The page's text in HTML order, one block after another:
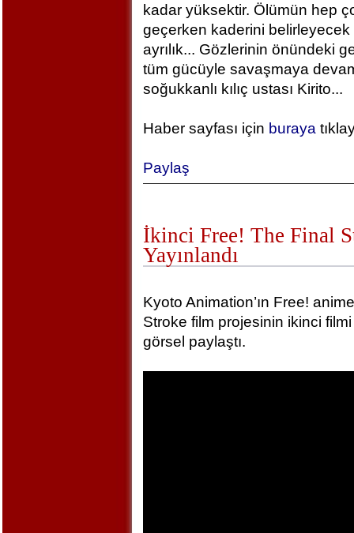
kadar yüksektir. Ölümün hep
geçerken kaderini belirleyecek
ayrılık... Gözlerinin önündeki
tüm gücüyle savaşmaya
soğukkanlı kılıç ustası Kirito...
Haber sayfası için buraya
Paylaş
İkinci Free! The Final
Yayınlandı
Kyoto Animation’ın Free!
Stroke film projesinin ikinci
görsel paylaştı.